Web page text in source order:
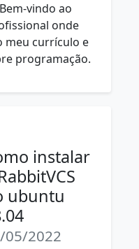
vindo ao
onde
meu currículo e
programação.
instalar
ubuntu
05/2022